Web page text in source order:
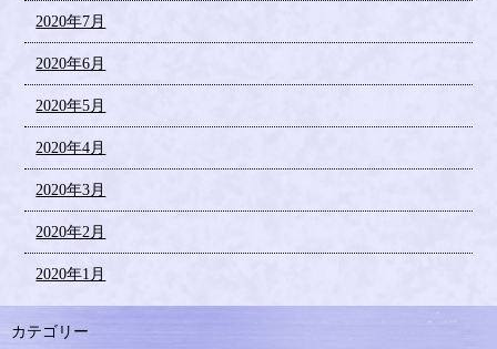
2020年7月
2020年6月
2020年5月
2020年4月
2020年3月
2020年2月
2020年1月
カテゴリー